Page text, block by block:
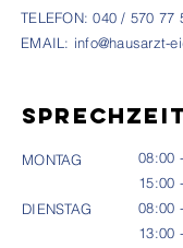
TELEFON: 040 / 570 77
EMAIL: info@hausarzt-
MONTAG
DIENSTAG
08:00
15:00
08:00
13:00